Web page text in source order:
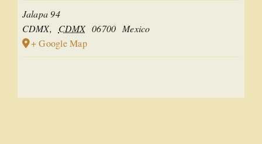
Jalapa 94
CDMX, CDMX 06700 Mexico
+ Google Map